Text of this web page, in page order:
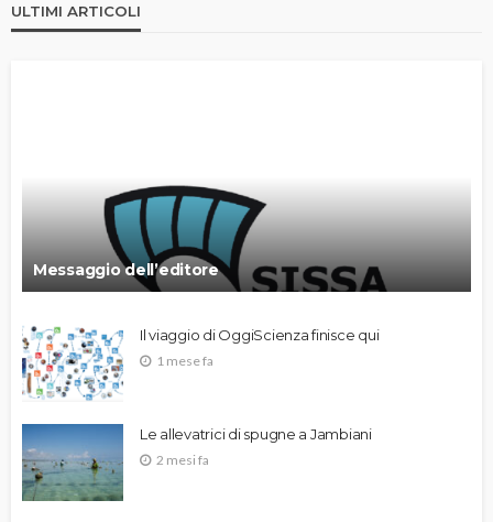
ULTIMI ARTICOLI
Messaggio dell’editore
Il viaggio di OggiScienza finisce qui
1 mese fa
Le allevatrici di spugne a Jambiani
2 mesi fa